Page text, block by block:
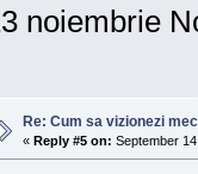
noiembrie
Re: Cum sa vizionezi
« Reply #5 on: September